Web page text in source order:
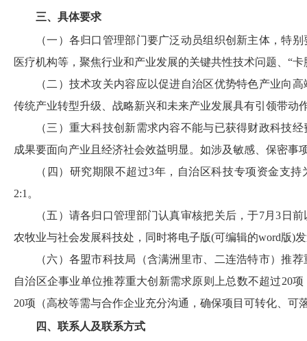
三、具体要求
（一）各归口管理部门要广泛动员组织创新主体，特
医疗机构等，聚焦行业和产业发展的关键共性技术问题、“
（二）技术攻关内容应以促进自治区优势特色产业向
传统产业转型升级、战略新兴和未来产业发展具有引领带动
（三）重大科技创新需求内容不能与已获得财政科技
成果要面向产业且经济社会效益明显。如涉及敏感、保密事
（四）研究期限不超过3年，自治区科技专项资金支
2:1。
（五）请各归口管理部门认真审核把关后，于7月3日
农牧业与社会发展科技处，同时将电子版(可编辑的word版)
（六）各盟市科技局（含满洲里市、二连浩特市）推
自治区企事业单位推荐重大创新需求原则上总数不超过20
20项（高校等需与合作企业充分沟通，确保项目可转化、可
四、联系人及联系方式